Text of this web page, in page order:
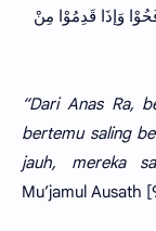
وَإذَا قَدِمُوْا مِنْ
“Dari Anas Ra,
bertemu saling
jauh, mereka
Mu’jamul Ausath